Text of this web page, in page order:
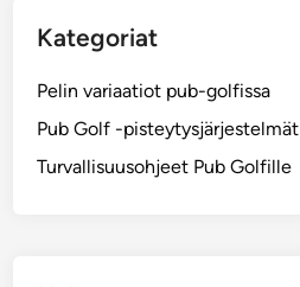
Kategoriat
Pelin variaatiot pub-golfissa
Pub Golf -pisteytysjärjestelmät
Turvallisuusohjeet Pub Golfille